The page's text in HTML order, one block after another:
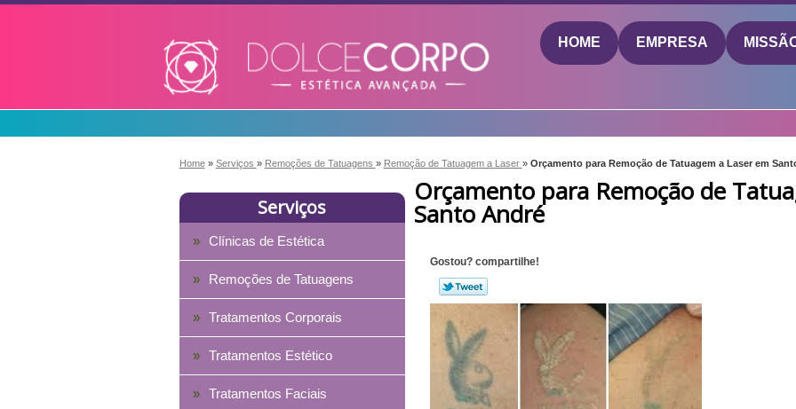
HOME EMPRESA
Home » Serviços » Remoções de Tatuagens » Remoção de Tatuagem a Laser » Orçamento para Remoção de Tatuagem a Laser em
Serviços
Clínicas de Estética
Remoções de Tatuagens
Tratamentos Corporais
Tratamentos Estético
Tratamentos Faciais
Orçamento para Remoção de
Santo André
Gostou? compartilhe!